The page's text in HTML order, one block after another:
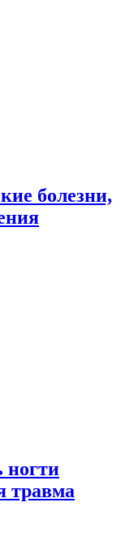
болезни,
ногти
травма